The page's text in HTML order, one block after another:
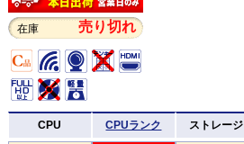
在庫 売り切れ
CPU CPUランク ストレージ